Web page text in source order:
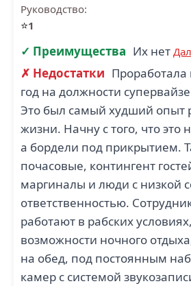
Руководство:
⭐1
✓ Преимущества Их нет
✗ Недостатки
год на должности
Это был самый худший опыт
жизни. Начну с того, что это
а бордели под прикрытием.
почасовые, контингент
маргиналы и люди с низкой
ответственностью.
работают в рабских
возможности ночного
на обед, под постоянным
камер с системой